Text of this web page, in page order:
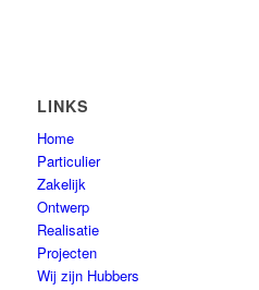
LINKS
Home
Particulier
Zakelijk
Ontwerp
Realisatie
Projecten
Wij zijn Hubbers